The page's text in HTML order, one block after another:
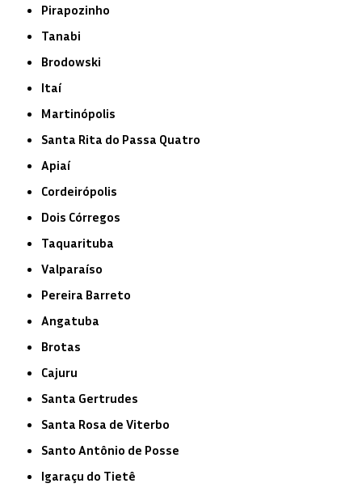
Pirapozinho
Tanabi
Brodowski
Itaí
Martinópolis
Santa Rita do Passa Quatro
Apiaí
Cordeirópolis
Dois Córregos
Taquarituba
Valparaíso
Pereira Barreto
Angatuba
Brotas
Cajuru
Santa Gertrudes
Santa Rosa de Viterbo
Santo Antônio de Posse
Igaraçu do Tietê